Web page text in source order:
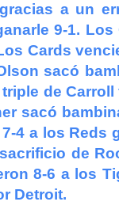
a un
9-1. Los
Cards
sacó
de Carroll
sacó
4 a los Reds
de
8-6 a los
Detroit.